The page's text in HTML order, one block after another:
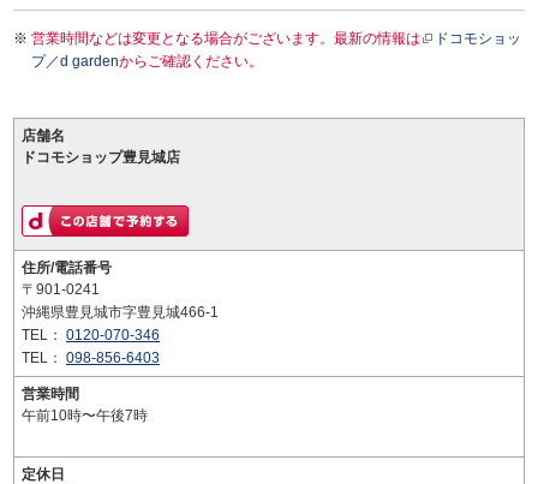
営業時間などは変更となる場合がございます。最新の情報は
ドコモショッ
プ／d gardenからご確認ください。
店舗名
ドコモショップ豊見城店
住所/電話番号
〒901-0241
沖縄県豊見城市字豊見城466-1
TEL： 0120-070-346
TEL： 098-856-6403
営業時間
午前10時〜午後7時
定休日